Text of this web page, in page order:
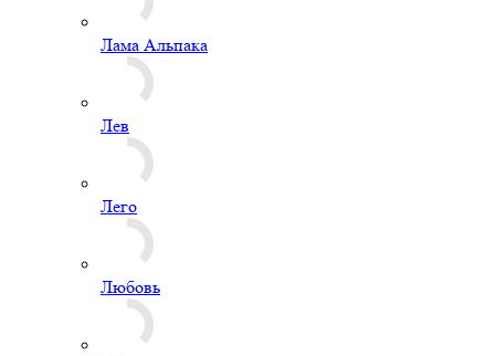
Лама Альпака
Лев
Лего
Любовь